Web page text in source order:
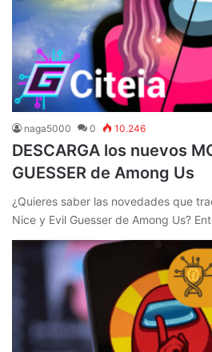
naga5000 0 10.246
DESCARGA los nuevos
GUESSER de Among Us
¿Quieres saber las novedades que
Nice y Evil Guesser de Among Us?